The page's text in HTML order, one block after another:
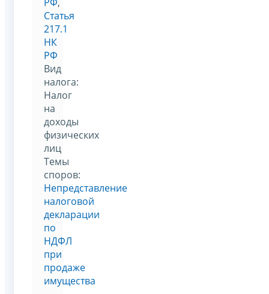
Статья
217.1
НК
РФ
Вид
налога:
Налог
на
доходы
физических
лиц
Темы
споров:
Непредставление
налоговой
декларации
по
НДФЛ
при
продаже
имущества